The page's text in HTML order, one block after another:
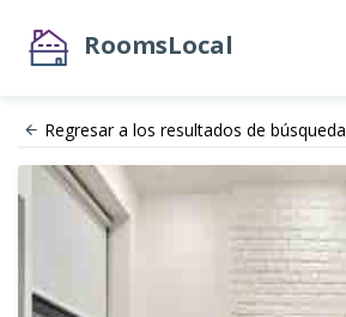
RoomsLocal
Regresar a los resultados de búsqueda